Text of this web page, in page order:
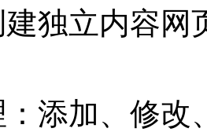
建独立内容
添加、修改